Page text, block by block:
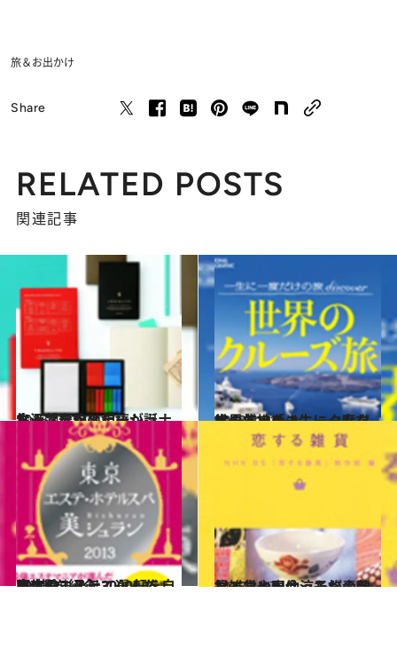
旅＆お出かけ
Share
RELATED POSTS
関連記事
2013.4.12
お洒落な旅の相棒が誕生！ 最旬ステーショナリーブランド
旅＆お出かけ 2013.3.21
世界各地のユニークなクルーズで「一生に一度だけの旅」を！
旅＆お出かけ
2013.3.1
東京のエステ3000軒を自腹体験！そして選んだ100軒を紹介
旅＆お出かけ 2013.1.17
マイコや国仲涼子が素敵な雑貨と出会った旅の記録
旅＆お出かけ